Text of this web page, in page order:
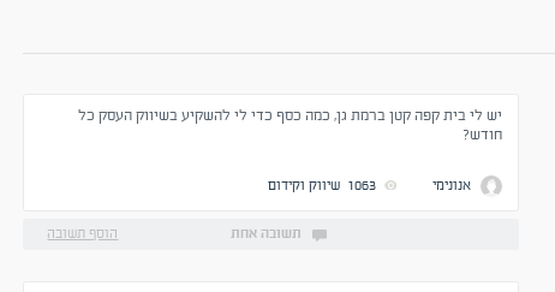
יש לי בית קפה קטן ברמת גן, כמה כסף כדי לי להשקיע בשיווק העסק כל
חודש?
אנונימי 1063 שיווק וקידום
תשובה אחת הוסף תשובה